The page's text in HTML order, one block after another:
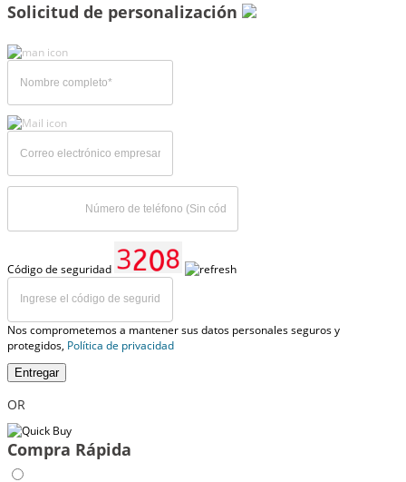
Solicitud de personalización
Código de seguridad
Nos comprometemos a mantener sus datos personales seguros y
protegidos, Política de privacidad
Entregar
OR
Compra Rápida